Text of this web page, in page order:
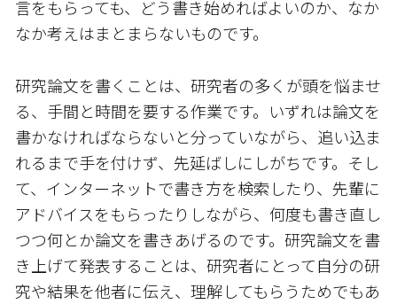
言をもらっても、どう書き始めればよいのか、なか
なか考えはまとまらないものです。
研究論文を書くことは、研究者の多くが頭を悩ませ
る、手間と時間を要する作業です。いずれは論文を
書かなければならないと分っていながら、追い込ま
れるまで手を付けず、先延ばしにしがちです。そし
て、インターネットで書き方を検索したり、先輩に
アドバイスをもらったりしながら、何度も書き直し
つつ何とか論文を書きあげるのです。研究論文を書
き上げて発表することは、研究者にとって自分の研
究や結果を他者に伝え、理解してもらうためでもあ